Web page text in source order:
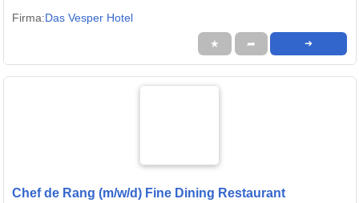
Firma:Das Vesper Hotel
★ ➦ ➜
Chef de Rang (m/w/d) Fine Dining Restaurant